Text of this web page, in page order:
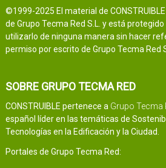
©1999-2025 El material de
de Grupo Tecma Red S.L. y está
utilizarlo de ninguna manera sin hacer
permiso por escrito de Grupo Tecma Red
SOBRE GRUPO TECMA RED
CONSTRUIBLE pertenece a Grupo Tecma
español líder en las temáticas de
Tecnologías en la Edificación y la Ciudad.
Portales de Grupo Tecma Red: